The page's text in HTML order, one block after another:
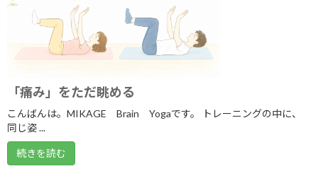
2026年6月
2026年5月
2026年3月
2026年2月
2026年1月
「痛み」をただ眺める
こんばんは。MIKAGE Brain Yogaです。 トレーニングの中に、
同じ姿 ...
続きを読む